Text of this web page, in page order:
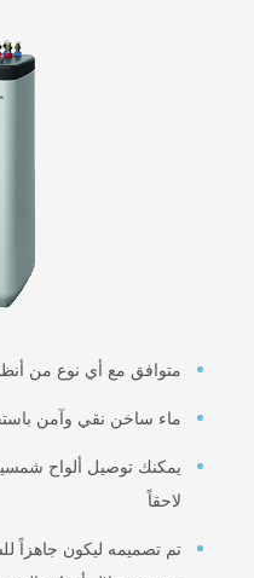
مع أي نوع من أنظمة التدفئة
ساخن نقي وآمن باستخدام خزان مضاد
توصيل ألواح شمسية لتسخين
ليكون جاهزاً للشبكة الذكية